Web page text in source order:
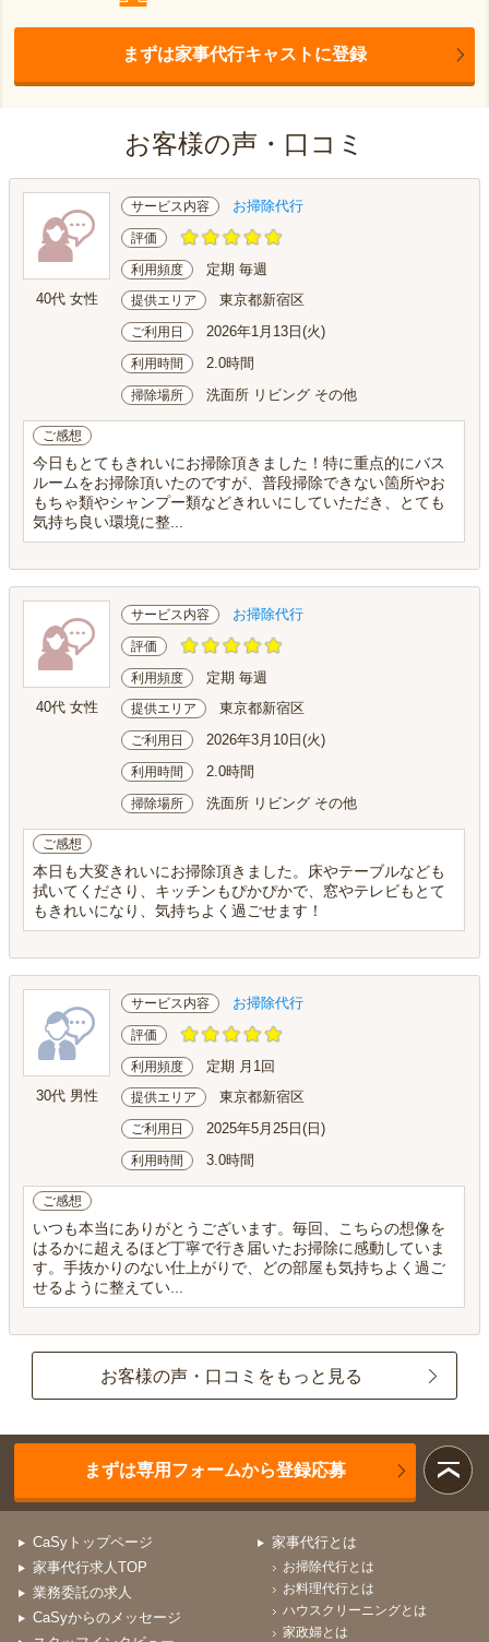
まずは家事代行キャストに登録
お客様の声・口コミ
40代 女性
サービス内容 お掃除代行
評価
利用頻度 定期 毎週
提供エリア 東京都新宿区
ご利用日 2026年1月13日(火)
利用時間 2.0時間
掃除場所 洗面所 リビング その他
ご感想
今日もとてもきれいにお掃除頂きました！特に重点的にバス
ルームをお掃除頂いたのですが、普段掃除できない箇所やお
もちゃ類やシャンプー類などきれいにしていただき、とても
気持ち良い環境に整...
40代 女性
サービス内容 お掃除代行
評価
利用頻度 定期 毎週
提供エリア 東京都新宿区
ご利用日 2026年3月10日(火)
利用時間 2.0時間
掃除場所 洗面所 リビング その他
ご感想
本日も大変きれいにお掃除頂きました。床やテーブルなども
拭いてくださり、キッチンもぴかぴかで、窓やテレビもとて
もきれいになり、気持ちよく過ごせます！
30代 男性
サービス内容 お掃除代行
評価
利用頻度 定期 月1回
提供エリア 東京都新宿区
ご利用日 2025年5月25日(日)
利用時間 3.0時間
ご感想
いつも本当にありがとうございます。毎回、こちらの想像を
はるかに超えるほど丁寧で行き届いたお掃除に感動していま
す。手抜かりのない仕上がりで、どの部屋も気持ちよく過ご
せるように整えてい...
お客様の声・口コミをもっと見る
まずは専用フォームから登録応募
CaSyトップページ
家事代行求人TOP
業務委託の求人
CaSyからのメッセージ
家事代行とは
お掃除代行とは
お料理代行とは
ハウスクリーニングとは
家政婦とは